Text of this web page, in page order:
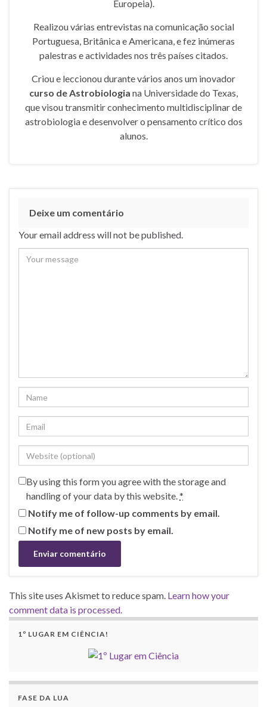
Europeia).
Realizou várias entrevistas na comunicação social
Portuguesa, Britânica e Americana, e fez inúmeras
palestras e actividades nos três países citados.
Criou e leccionou durante vários anos um inovador
curso de Astrobiologia na Universidade do Texas,
que visou transmitir conhecimento multidisciplinar de
astrobiologia e desenvolver o pensamento crítico dos
alunos.
Deixe um comentário
Your email address will not be published.
By using this form you agree with the storage and
handling of your data by this website.*
Notify me of follow-up comments by email.
Notify me of new posts by email.
This site uses Akismet to reduce spam. Learn how your
comment data is processed.
1º LUGAR EM CIÊNCIA!
FASE DA LUA